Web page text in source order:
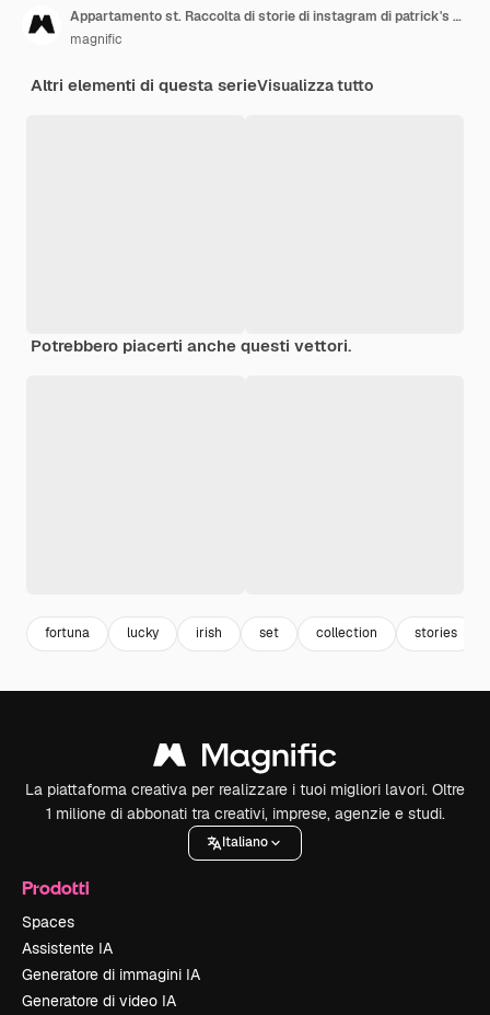
Appartamento st. Raccolta di storie di instagram di patrick's day
magnific
Altri elementi di questa serieVisualizza tutto
Potrebbero piacerti anche questi vettori.
fortuna lucky irish set collection stories
La piattaforma creativa per realizzare i tuoi migliori lavori. Oltre
1 milione di abbonati tra creativi, imprese, agenzie e studi.
Italiano
Prodotti
Spaces
Assistente IA
Generatore di immagini IA
Generatore di video IA